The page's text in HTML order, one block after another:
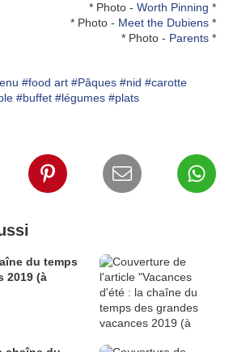
* Photo - Worth Pinning *
* Photo - Meet the Dubiens *
* Photo - Parents *
#food art #Pâques #nid #carotte
#buffet #légumes #plats
du temps
2019 (à